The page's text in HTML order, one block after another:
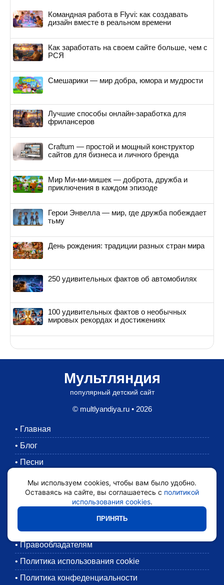
Командная работа в Flyvi: как создавать
дизайн вместе в реальном времени
Как заработать на своем сайте больше, чем с
РСЯ
Смешарики — мир добра, юмора и мудрости
Лучшие способы онлайн-заработка для
фрилансеров
Craftum — простой и мощный конструктор
сайтов для бизнеса и личного бренда
Мир Ми-ми-мишек — доброта, дружба и
приключения в каждом эпизоде
Герои Энвелла — мир, где дружба побеждает
тьму
День рождения: традиции разных стран мира
250 удивительных фактов об автомобилях
100 удивительных фактов о необычных
мировых рекордах и достижениях
Мультляндия
популярный детский сайт
© multlyandiya.ru • 2026
• Главная
• Блог
• Песни
Раскраски
Картинки
•
•
• Правообладателям
• Политика использования cookie
• Политика конфеденциальности
Мы используем cookies, чтобы вам было удобно.
Оставаясь на сайте, вы соглашаетесь с политикой
использования cookies.
ПРИНЯТЬ